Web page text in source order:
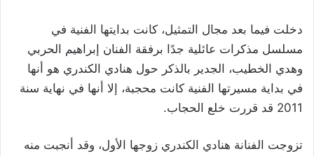
دخلت فيما بعد مجال التمثيل، كانت بدايتها الفنية في
مسلسل مذكرات عائلية جدًا برفقة الفنان إبراهيم الحربي
وهدي الخطيب، الجدير بالذكر حول هنادي الكندري هو أنها
في بداية مسيرتها الفنية كانت محجبة، إلا أنها في نهاية سنة
2011 قد قررت خلع الحجاب.
تزوجت الفنانة هنادي الكندري زوجها الأول، وقد أنجبت منه